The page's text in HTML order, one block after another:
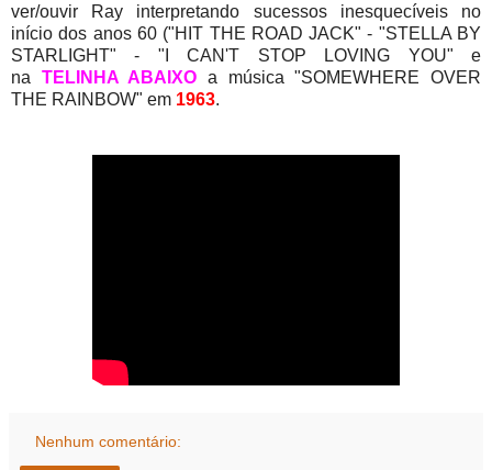
ver/ouvir Ray interpretando sucessos inesquecíveis no
início dos anos 60 ("HIT THE ROAD JACK" - "STELLA BY
STARLIGHT" - "I CAN'T STOP LOVING YOU" e
na TELINHA ABAIXO a música "SOMEWHERE OVER
THE RAINBOW" em 1963.
Nenhum comentário: